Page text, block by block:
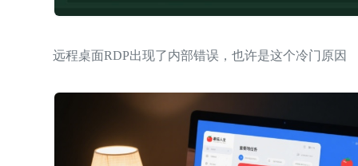
远程桌面RDP出现了内部错误，也许是这个冷门原因